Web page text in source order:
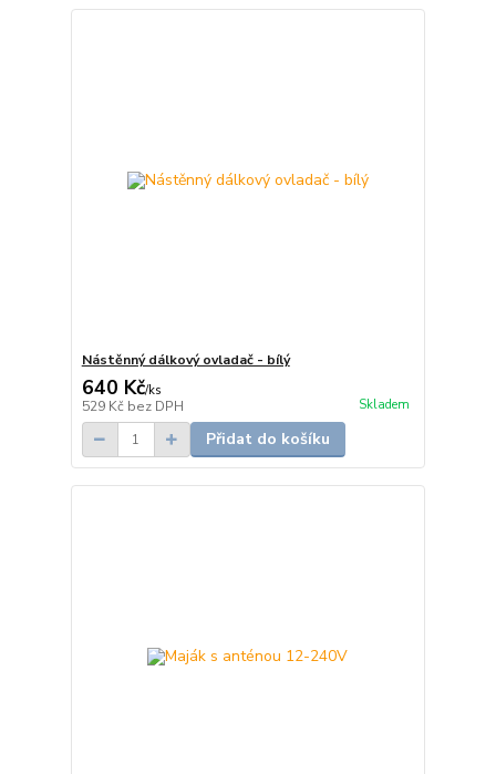
Nástěnný dálkový ovladač - bílý
640 Kč/ks
529 Kč bez DPH Skladem
Přidat do košíku